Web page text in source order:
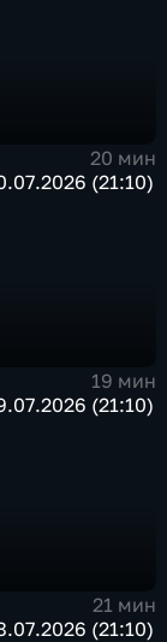
20 мин
(21:10)
19 мин
(21:10)
21 мин
(21:10)